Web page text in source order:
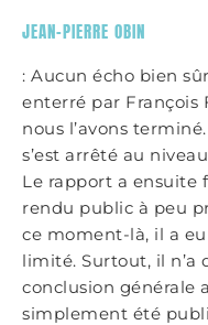
JEAN-PIERRE OBIN
: Aucun écho bien
enterré par
nous l’avons
s’est arrêté au
Le rapport a ensuite
rendu public à peu
ce moment-là, il a
limité. Surtout, il n’a
conclusion générale
simplement été